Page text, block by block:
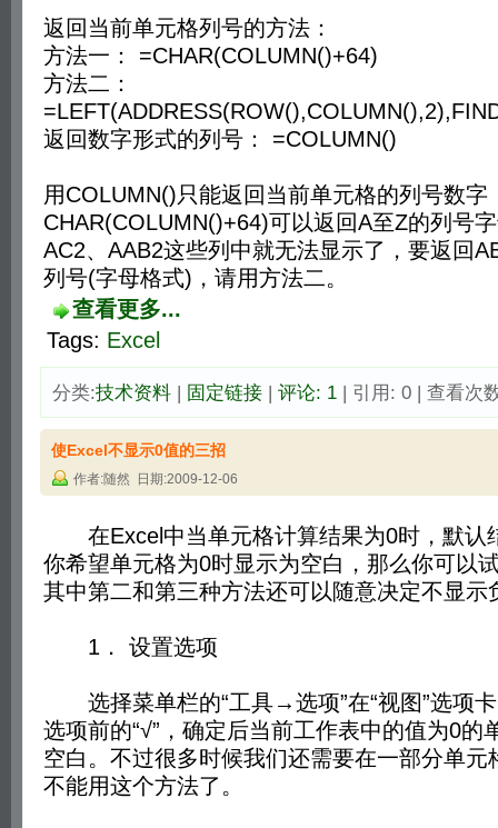
返回当前单元格列号的方法：
方法一： =CHAR(COLUMN()+64)
方法二：
返回数字形式的列号： =COLUMN()
用COLUMN()只能返回当前单元格的列号数字
CHAR(COLUMN()+64)可以返回A至Z的列号
AC2、AAB2这些列中就无法显示了，要返回
列号(字母格式)，请用方法二。
查看更多...
Tags: Excel
分类:技术资料| 固定链接| 评论: 1| 引用: 0 | 查看次
使Excel不显示0值的三招
作者:随然 日期:2009-12-06
在Excel中当单元格计算结果为0时，默认
你希望单元格为0时显示为空白，那么你可以
其中第二和第三种方法还可以随意决定不显示
1． 设置选项
选择菜单栏的“工具→选项”在“视图”选项卡
选项前的“√”，确定后当前工作表中的值为0的
空白。不过很多时候我们还需要在一部分单元
不能用这个方法了。